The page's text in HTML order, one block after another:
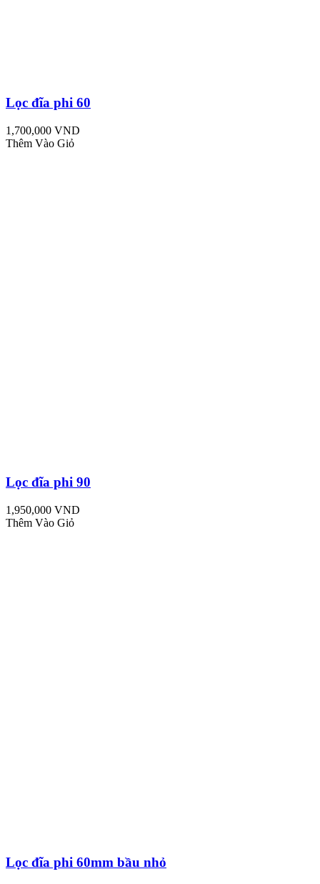
Lọc đĩa phi 60
1,700,000 VND
Thêm Vào Giỏ
Lọc đĩa phi 90
1,950,000 VND
Thêm Vào Giỏ
Lọc đĩa phi 60mm bầu nhỏ